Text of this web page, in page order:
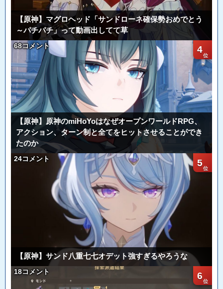
【原神】マグロヘッド「サンドローネ確保勢おめでとう
～パチパチ」って動画出してて草
4
68コメント
【原神】原神のmiHoYoはなぜオープンワールドRPG、
アクション、ターン制と全てをヒットさせることができ
たのか
5
24コメント
【原神】サンド八重七七オデット強すぎるやろうな
6
18コメント